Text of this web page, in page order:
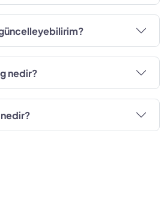
güncelleyebilirim?
nedir?